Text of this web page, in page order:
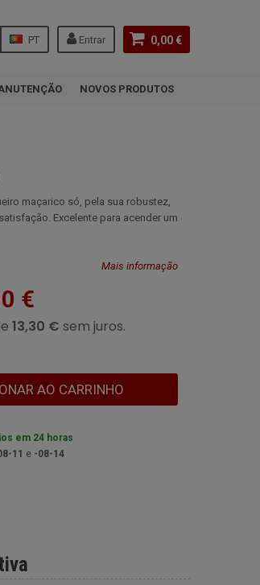
0,00 €
Entrar
PT
NOVOS PRODUTOS
maçarico só, pela sua robustez,
Excelente para acender um
Mais informação
€
AO CARRINHO
em 24 horas
11 e -08-14